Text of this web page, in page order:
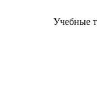
Учебные